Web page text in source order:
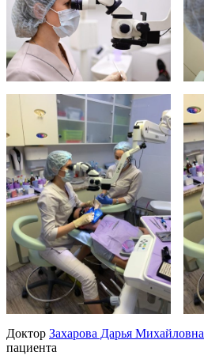
Доктор Захарова Дарья Михайловна
пациента